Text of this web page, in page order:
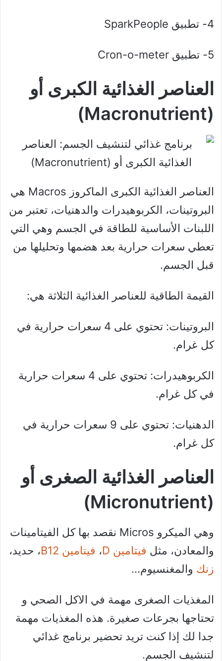
4- تطبيق SparkPeople
5- تطبيق Cron-o-meter
العناصر الغذائية الكبرى أو
(Macronutrient)
العناصر الغذائية الكبرى الماكروز Macros هي
البروتينات، الكربوهيدرات والدهنيات، تعتبر من
اللبنات الأساسية للطاقة في الجسم وهي التي
تعطي سعرات حرارية بعد هضمها وتحليلها من
قبل الجسم.
القيمة الطاقية للعناصر الغذائية الثلاثة هي:
البروتينات: تحتوي على 4 سعرات حرارية في
كل غرام.
الكربوهيدرات: تحتوي على 4 سعرات حرارية
في كل غرام.
الدهنيات: تحتوي على 9 سعرات حرارية في
كل غرام.
العناصر الغذائية الصغرى أو
(Micronutrient)
وهي الميكرو Micros نقصد بها كل الفيتامينات
والمعادن، مثل فيتامين D ، فيتامين B12
، حديد،
زنك والمغنسيوم…
المغذيات الصغرى مهمة في الاكل الصحي و
تحتاجها بجرعات صغيرة. هذه المغذيات مهمة
جدا لك إذا كنت تريد تحضير برنامج غذائي
لتنشيف الجسم.